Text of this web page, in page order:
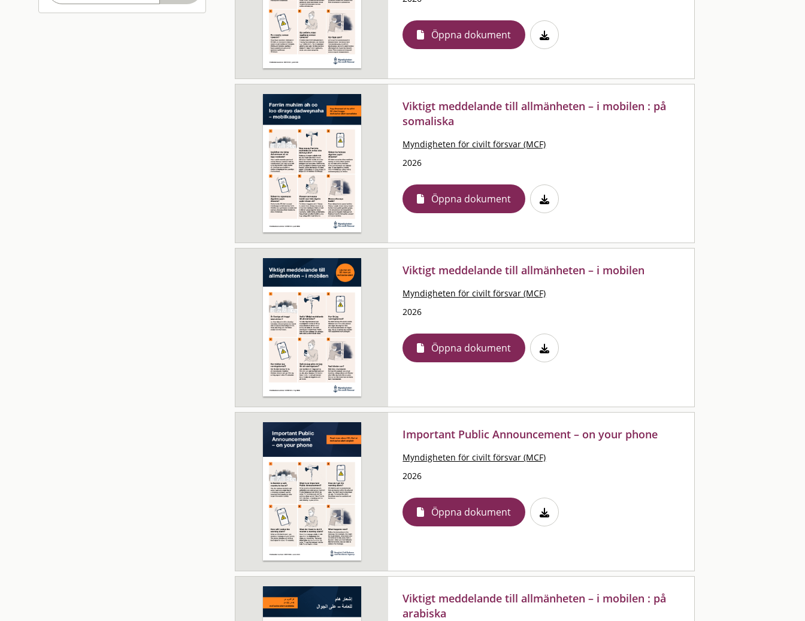
Öppna dokument
Viktigt meddelande till allmänheten – i mobilen : på
somaliska
Myndigheten för civilt försvar (MCF)
2026
Öppna dokument
Viktigt meddelande till allmänheten – i mobilen
Myndigheten för civilt försvar (MCF)
2026
Öppna dokument
Important Public Announcement – on your phone
Myndigheten för civilt försvar (MCF)
2026
Öppna dokument
Viktigt meddelande till allmänheten – i mobilen : på
arabiska